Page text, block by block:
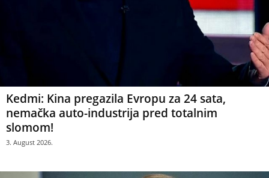
Kedmi: Kina pregazila Evropu za 24 sata,
nemačka auto-industrija pred totalnim
slomom!
3. August 2026.